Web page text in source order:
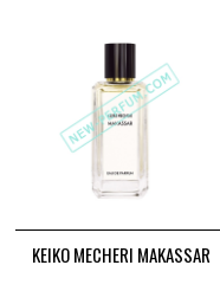
KEIKO MECHERI MAKASSAR